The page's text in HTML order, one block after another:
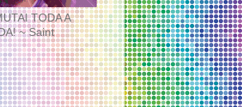
TODA A
~ Saint